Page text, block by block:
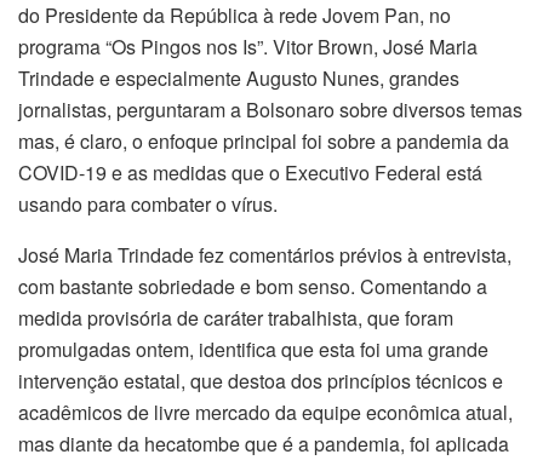
do Presidente da República à rede Jovem Pan, no
programa “Os Pingos nos Is”. Vitor Brown, José Maria
Trindade e especialmente Augusto Nunes, grandes
jornalistas, perguntaram a Bolsonaro sobre diversos temas
mas, é claro, o enfoque principal foi sobre a pandemia da
COVID-19 e as medidas que o Executivo Federal está
usando para combater o vírus.
José Maria Trindade fez comentários prévios à entrevista,
com bastante sobriedade e bom senso. Comentando a
medida provisória de caráter trabalhista, que foram
promulgadas ontem, identifica que esta foi uma grande
intervenção estatal, que destoa dos princípios técnicos e
acadêmicos de livre mercado da equipe econômica atual,
mas diante da hecatombe que é a pandemia, foi aplicada